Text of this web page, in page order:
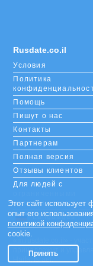
Rusdate.co.il
Условия
Политика
Помощь
Пишут о нас
Контакты
Партнерам
Полная версия
Отзывы клиентов
Для людей с
возможностями
Languages
принадлежит и
Haifa, Israel.
Этот сайт
опыт его
политикой
cookie.
Принять